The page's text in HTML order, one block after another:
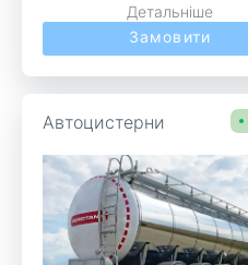
Детальніше
Замовити
Автоцистерни